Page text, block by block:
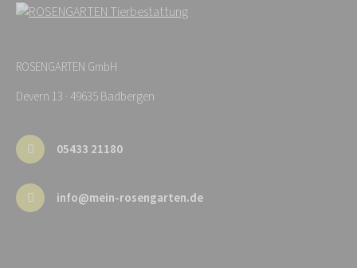
ROSENGARTEN GmbH
Devern 13 · 49635 Badbergen
05433 21180
info@mein-rosengarten.de